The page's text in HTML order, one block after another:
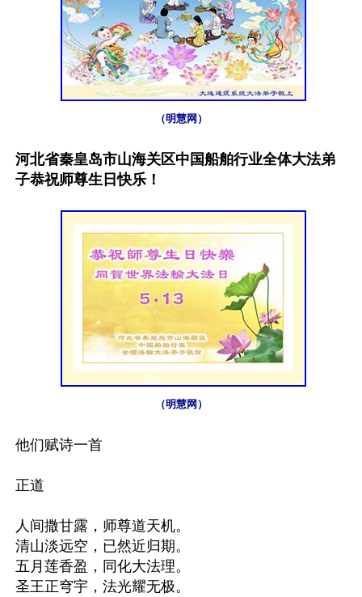
（明慧网）
河北省秦皇岛市山海关区中国船舶行业全体大法弟
子恭祝师尊生日快乐！
（明慧网）
他们赋诗一首
正道
人间撒甘露，师尊道天机。
清山淡远空，已然近归期。
五月莲香盈，同化大法理。
圣王正穹宇，法光耀无极。